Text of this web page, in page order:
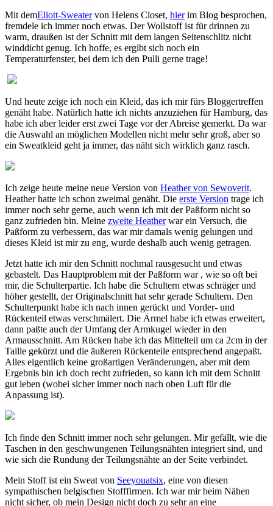
Mit demEliott-Sweatervon Helens Closet, hierim Blog besprochen,
fremdele ich immer noch etwas. Der Wollstoff ist für drinnen zu
warm, draußen ist der Schnitt mit dem langen Seitenschlitz nicht
winddicht genug. Ich hoffe, es ergibt sich noch ein
Temperaturfenster, bei dem ich den Pulli gerne trage!
Und heute zeige ich noch ein Kleid, das ich mir fürs Bloggertreffen
genäht habe. Natürlich hatte ich nichts anzuziehen für Hamburg, das
habe ich aber leider erst zwei Tage vor der Abreise gemerkt. Da war
die Auswahl an möglichen Modellen nicht mehr sehr groß, aber so
ein Sweatkleid geht ja immer, das näht sich wirklich ganz rasch.
Ich zeige heute meine neue Version von Heather von Sewoverit.
Heather hatte ich schon zweimal genäht. Die erste Version trage ich
immer noch sehr gerne, auch wenn ich mit der Paßform nicht so
ganz zufrieden bin. Meine zweite Heatherwar ein Versuch, die
Paßform zu verbessern, das war mir damals wenig gelungen und
dieses Kleid ist mir zu eng, wurde deshalb auch wenig getragen.
Jetzt hatte ich mir den Schnitt nochmal rausgesucht und etwas
gebastelt. Das Hauptproblem mit der Paßform war , wie so oft bei
mir, die Schulterpartie. Ich habe die Schultern etwas schräger und
höher gestellt, der Originalschnitt hat sehr gerade Schultern. Den
Schulterpunkt habe ich nach innen gerückt und Vorder- und
Rückenteil etwas verschmälert. Die Ärmel habe ich etwas erweitert,
dann paßte auch der Umfang der Armkugel wieder in den
Armausschnitt. Am Rücken habe ich das Mittelteil um ca 2cm in der
Taille gekürzt und die äußeren Rückenteile entsprechend angepaßt.
Alles eigentlich keine großartigen Veränderungen, aber mit dem
Ergebnis bin ich doch recht zufrieden, so kann ich mit dem Schnitt
gut leben (wobei sicher immer noch nach oben Luft für die
Anpassung ist).
Ich finde den Schnitt immer noch sehr gelungen. Mir gefällt, wie die
Taschen in den geschwungenen Teilungsnähten integriert sind, und
wie sich die Rundung der Teilungsnähte an der Seite verbindet.
Mein Stoff ist ein Sweat von Seeyouatsix, eine von diesen
sympathischen belgischen Stofffirmen. Ich war mir beim Nähen
nicht sicher, ob mein Design nicht doch zu sehr an eine